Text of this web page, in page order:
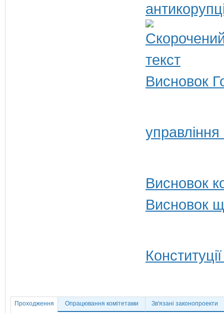
Висновок
Висновок
Висновок
Проходження Опрацювання комітетами Зв'язані законопроекти